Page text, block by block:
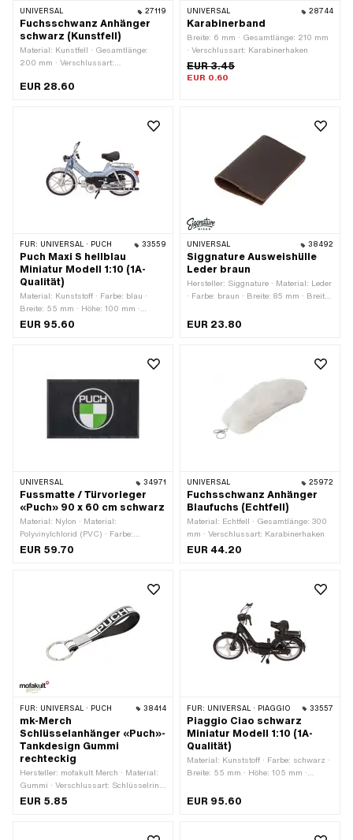
UNIVERSAL 27119
Fuchsschwanz Anhänger
schwarz (Kunstfell)
Material: Kunstfell · Gesamtlänge:
200 mm · Verschlussart:
EUR 28.60
UNIVERSAL 28744
Karabinerband
Breite: 6 mm · Gesamtlänge: 210 mm
· Verschlussart: Karabinerhaken
EUR 3.45
EUR 0.60
FÜR: UNIVERSAL · PUCH 33559
Puch Maxi S hellblau
Miniatur Modell 1:10 (1A-
Qualität)
Material: Kunststoff · Farbe: blau ·
Breite: 55 mm · Höhe: 100 mm ·
Gesamtlänge: 165 mm
EUR 95.60
UNIVERSAL 38492
Siggnature Ausweishülle
Leder braun
Hersteller: Siggnature · Material: Leder
· Farbe: braun · Breite: 85 mm · Breite:
EUR 23.80
UNIVERSAL 34971
Fussmatte / Türvorleger
«Puch» 90 x 60 cm schwarz
Material: Nylon · Material:
Polyvinylchlorid (PVC) · Farbe:
schwarz · Breite: 900 mm ·
EUR 59.70
UNIVERSAL 25972
Fuchsschwanz Anhänger
Blaufuchs (Echtfell)
Material: Echtfell · Gesamtlänge: 300
mm · Verschlussart: Karabinerhaken
EUR 44.20
FÜR: UNIVERSAL · PUCH 38414
mk-Merch
Schlüsselanhänger «Puch»-
Tankdesign Gummi
rechteckig
Hersteller: mofakult Merch · Material:
Gummi · Verschlussart: Schlüsselring
· Breite: 95 mm · Höhe: 16 mm
EUR 5.85
FÜR: UNIVERSAL · PIAGGIO 33557
Piaggio Ciao schwarz
Miniatur Modell 1:10 (1A-
Qualität)
Material: Kunststoff · Farbe: schwarz ·
Breite: 55 mm · Höhe: 105 mm ·
EUR 95.60